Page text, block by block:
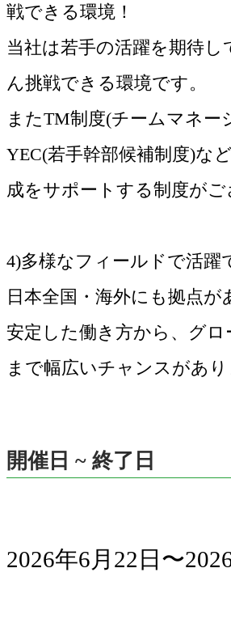
戦できる環境！
当社は若手の活躍を期待
ん挑戦できる環境です。
またTM制度(チームマネー
YEC(若手幹部候補制度)な
成をサポートする制度がご
4)多様なフィールドで活躍
日本全国・海外にも拠点が
安定した働き方から、グ
まで幅広いチャンスがあり
開催日 ~ 終了日
2026年6月22日〜